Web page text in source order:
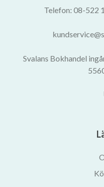
Telefon: 08-522
Svalans Bokhandel